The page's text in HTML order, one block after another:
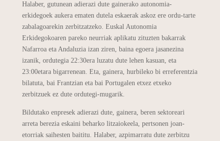
Halaber, gutunean adierazi dute gainerako autonomia-
erkidegoek aukera ematen dutela eskaerak askoz ere ordu-tarte
zabalagoarekin zerbitzatzeko. Euskal Autonomia
Erkidegokoaren pareko neurriak aplikatu zituzten bakarrak
Nafarroa eta Andaluzia izan ziren, baina egoera jasanezina
izanik, ordutegia 22:30era luzatu dute lehen kasuan, eta
23:00etara bigarrenean. Eta, gainera, hurbileko bi erreferentzia
bilatuta, bai Frantzian eta bai Portugalen etxez etxeko
zerbitzuek ez dute ordutegi-mugarik.
Bildutako enpresek adierazi dute, gainera, beren sektoreari
arreta berezia eskaini beharko litzaiokeela, pertsonen joan-
etorriak saihesten baititu. Halaber, azpimarratu dute zerbitzu